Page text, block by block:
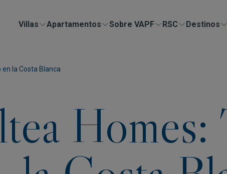
Villas Apartamentos Sobre VAPF RSC Destinos
la Costa Blanca
Homes: